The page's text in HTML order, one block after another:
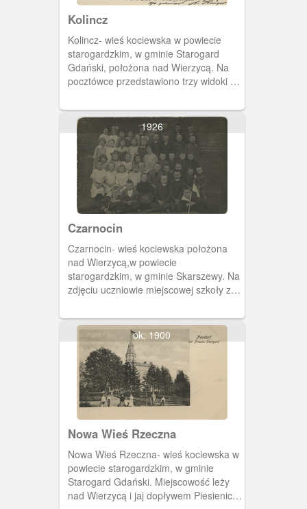
Kolincz
Kolincz- wieś kociewska w powiecie
starogardzkim, w gminie Starogard
Gdański, położona nad Wierzycą. Na
pocztówce przedstawiono trzy widoki z
1926
Czarnocin
Czarnocin- wieś kociewska położona
nad Wierzycą,w powiecie
starogardzkim, w gminie Skarszewy. Na
zdjęciu uczniowie miejscowej szkoły z
Rok1926.
ok. 1900
Nowa Wieś Rzeczna
Nowa Wieś Rzeczna- wieś kociewska w
powiecie starogardzkim, w gminie
Starogard Gdański. Miejscowość leży
nad Wierzycą i jaj dopływem Piesienicą.